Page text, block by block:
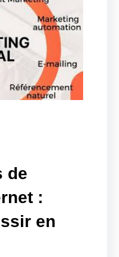
de
:
en